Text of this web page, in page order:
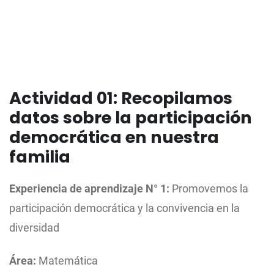
Actividad 01: Recopilamos
datos sobre la participación
democrática en nuestra
familia
Experiencia de aprendizaje N° 1: Promovemos la
participación democrática y la convivencia en la
diversidad
Área: Matemática